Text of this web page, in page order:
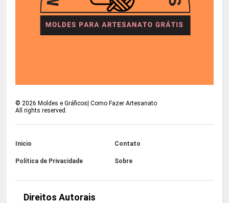
©2026 Moldes e Gráficos| Como Fazer Artesanato
All rights reserved.
Inicio Contato
Política de Privacidade Sobre
Direitos Autorais